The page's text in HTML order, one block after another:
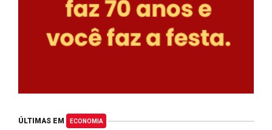
ÚLTIMAS EM ECONOMIA